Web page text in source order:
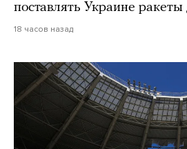
поставлять Украине
18 часов назад